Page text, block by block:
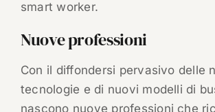
smart worker.
Nuove professioni
Con il diffondersi pervasivo delle
tecnologie e di nuovi modelli di
nascono nuove professioni che